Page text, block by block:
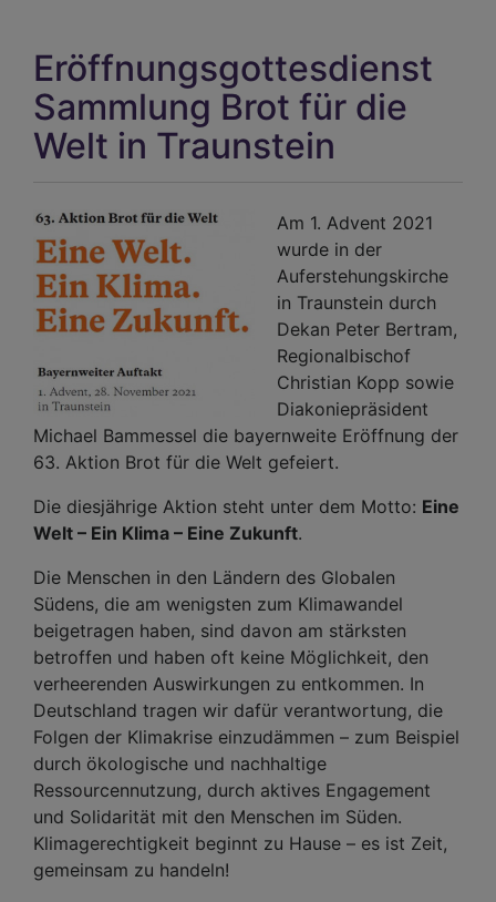
Eröffnungsgottesdienst
Sammlung Brot für die
Welt in Traunstein
Am 1. Advent 2021
wurde in der
Auferstehungskirche
in Traunstein durch
Dekan Peter Bertram,
Regionalbischof
Christian Kopp sowie
Diakoniepräsident
Michael Bammessel die bayernweite Eröffnung der
63. Aktion Brot für die Welt gefeiert.
Die diesjährige Aktion steht unter dem Motto: Eine
Welt – Ein Klima – Eine Zukunft.
Die Menschen in den Ländern des Globalen
Südens, die am wenigsten zum Klimawandel
beigetragen haben, sind davon am stärksten
betroffen und haben oft keine Möglichkeit, den
verheerenden Auswirkungen zu entkommen. In
Deutschland tragen wir dafür verantwortung, die
Folgen der Klimakrise einzudämmen – zum Beispiel
durch ökologische und nachhaltige
Ressourcennutzung, durch aktives Engagement
und Solidarität mit den Menschen im Süden.
Klimagerechtigkeit beginnt zu Hause – es ist Zeit,
gemeinsam zu handeln!